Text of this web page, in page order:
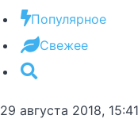
Популярное
Свежее
29 августа 2018, 15:41